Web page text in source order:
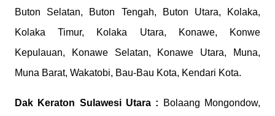
Buton Selatan, Buton Tengah, Buton Utara, Kolaka,
Kolaka Timur, Kolaka Utara, Konawe, Konwe
Kepulauan, Konawe Selatan, Konawe Utara, Muna,
Muna Barat, Wakatobi, Bau-Bau Kota, Kendari Kota.
Dak Keraton Sulawesi Utara :
Bolaang Mongondow,